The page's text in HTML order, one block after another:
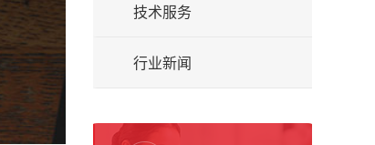
技术服务
行业新闻